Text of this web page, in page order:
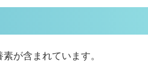
が含まれています。